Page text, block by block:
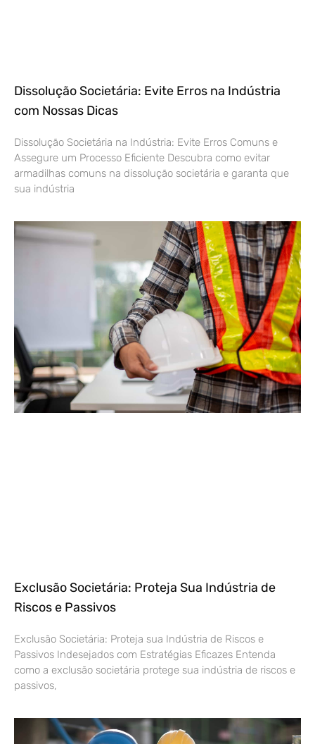
Dissolução Societária: Evite Erros na Indústria
com Nossas Dicas
Dissolução Societária na Indústria: Evite Erros Comuns e
Assegure um Processo Eficiente Descubra como evitar
armadilhas comuns na dissolução societária e garanta que
sua indústria
Exclusão Societária: Proteja Sua Indústria de
Riscos e Passivos
Exclusão Societária: Proteja sua Indústria de Riscos e
Passivos Indesejados com Estratégias Eficazes Entenda
como a exclusão societária protege sua indústria de riscos e
passivos,